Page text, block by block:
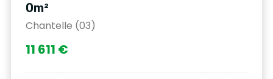
0m²
Chantelle (03)
11 611 €